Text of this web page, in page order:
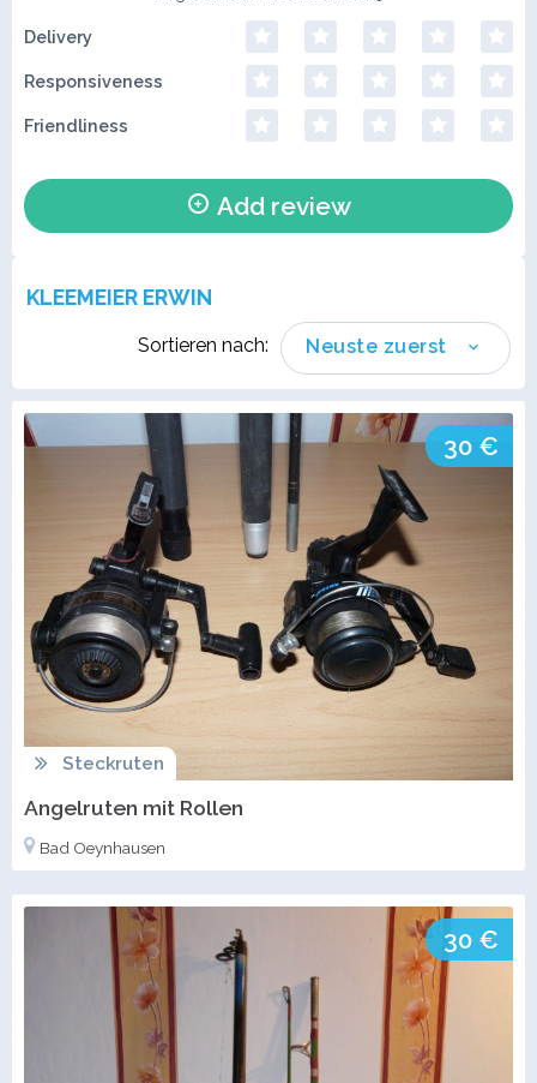
KLEEMEIER ERWIN
Neuste zuerst
Sortieren nach:
30 €
Steckruten
Angelruten mit Rollen
Bad Oeynhausen
30 €
Delivery
Responsiveness
Friendliness
Add review